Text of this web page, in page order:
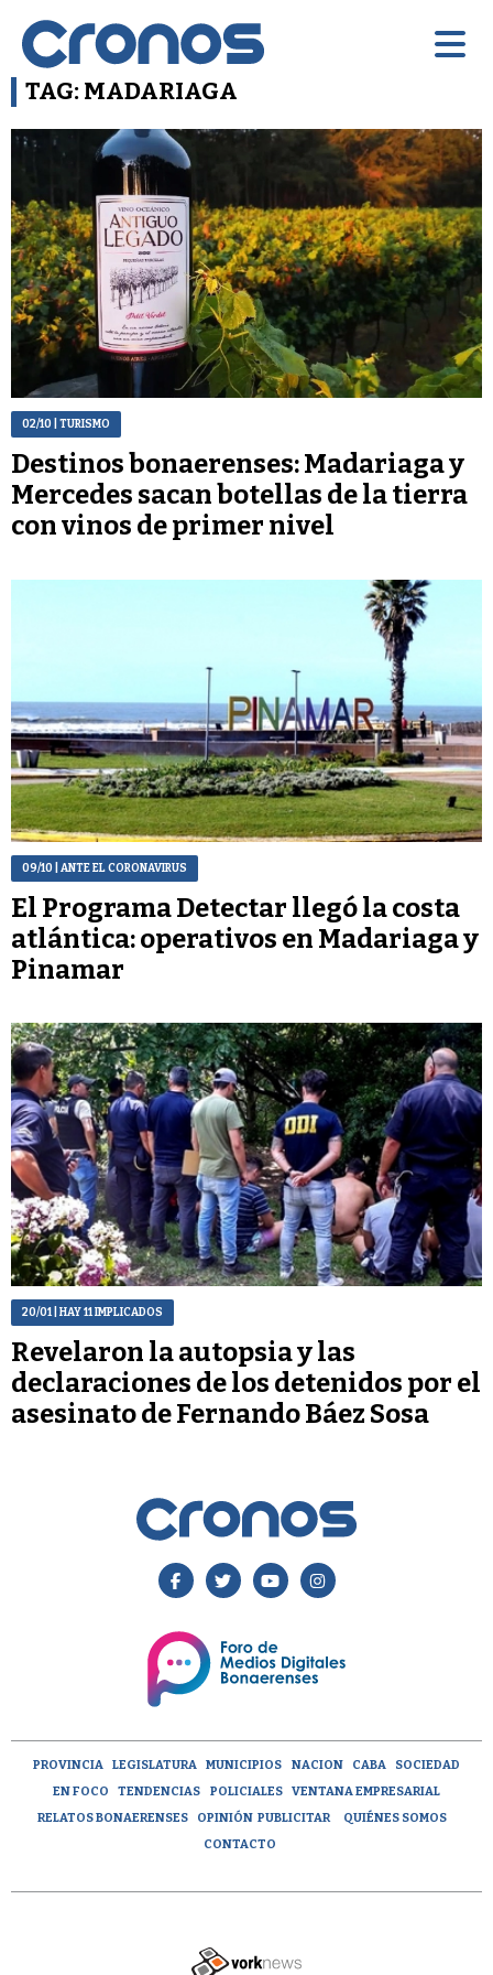
TAG: MADARIAGA
02/10 | TURISMO
Destinos bonaerenses: Madariaga y
Mercedes sacan botellas de la tierra
con vinos de primer nivel
09/10 | ANTE EL CORONAVIRUS
El Programa Detectar llegó la costa
atlántica: operativos en Madariaga y
Pinamar
20/01| HAY 11 IMPLICADOS
Revelaron la autopsia y las
declaraciones de los detenidos por el
asesinato de Fernando Báez Sosa
PROVINCIA LEGISLATURA MUNICIPIOS NACION CABA
SOCIEDAD
EN FOCO
TENDENCIAS POLICIALES
VENTANA EMPRESARIAL
RELATOS BONAERENSES
OPINIÓN PUBLICITAR
QUIÉNES SOMOS
CONTACTO